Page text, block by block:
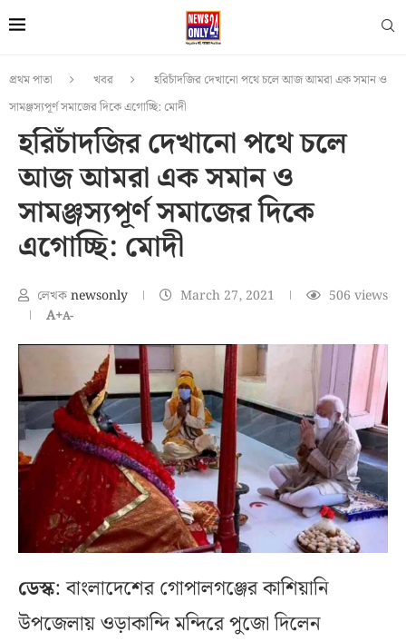
প্রথম পাতা খবর
হরিচাঁদজির দেখানো পথে চলে আজ আমরা এক সমান ও
সামঞ্জস্যপূর্ণ সমাজের দিকে এগোচ্ছি: মোদী
হরিচাঁদজির দেখানো পথে চলে
আজ আমরা এক সমান ও
সামঞ্জস্যপূর্ণ সমাজের দিকে
এগোচ্ছি: মোদী
লেখকnewsonly March 27, 2021 506 views
A+A-
ডেস্ক: বাংলাদেশের গোপালগঞ্জের কাশিয়ানি
উপজেলায় ওড়াকান্দি মন্দিরে পুজো দিলেন